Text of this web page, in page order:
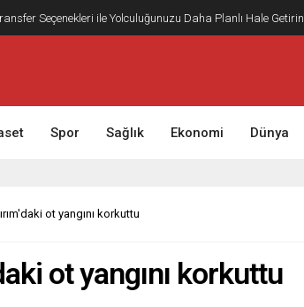
Seçenekleri ile Yolculuğunuzu Daha Planlı Hale Getirin
Spor Sağlık Ekonomi Dünya
ot yangını korkuttu
ot yangını korkuttu